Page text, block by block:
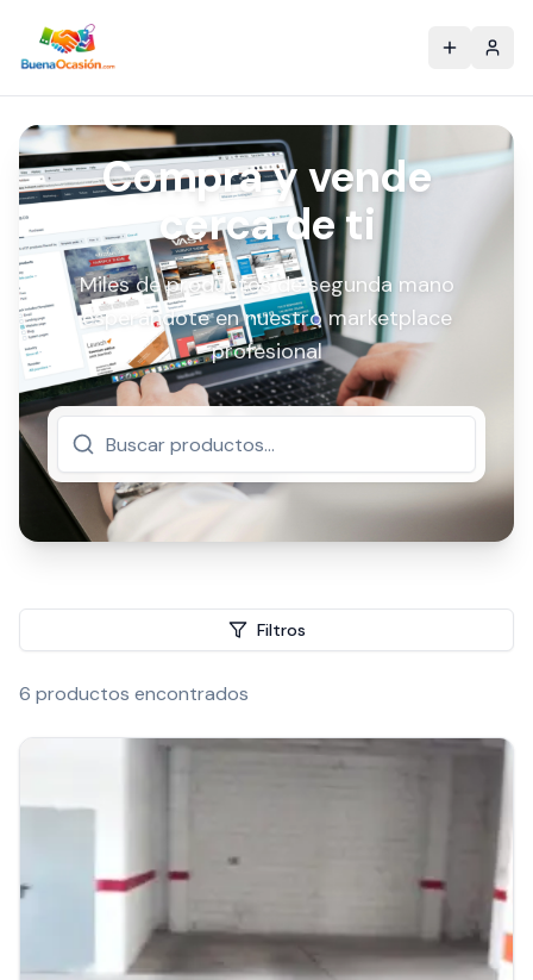
Compra y vende
cerca de ti
Miles de productos de segunda mano
esperándote en nuestro marketplace
profesional
Filtros
6 productos encontrados